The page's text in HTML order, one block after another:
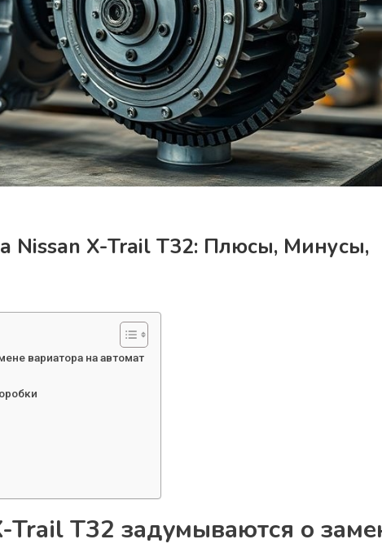
Nissan X-Trail T32: Плюсы, Минусы,
вариатора на автомат
T32 задумываются о